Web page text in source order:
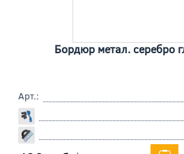
Бордюр метал. серебро
Арт.: